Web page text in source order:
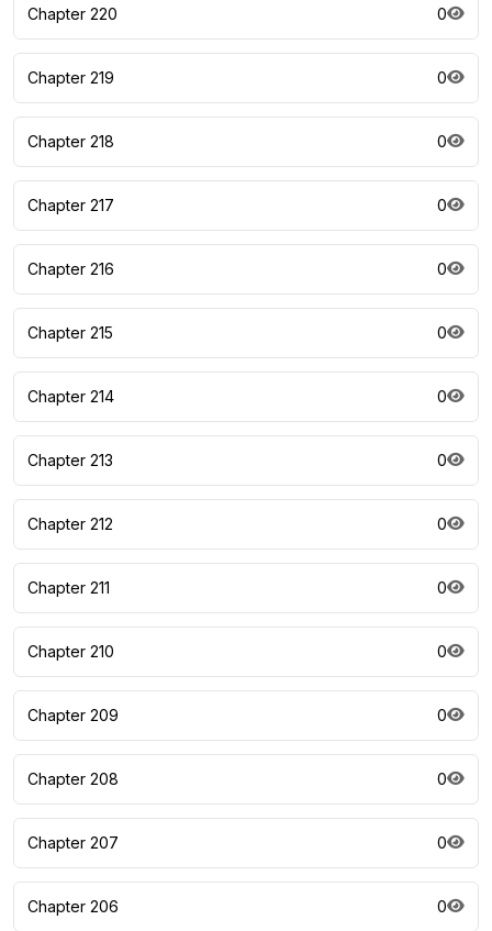
Chapter 220 0
Chapter 219 0
Chapter 218 0
Chapter 217 0
Chapter 216 0
Chapter 215 0
Chapter 214 0
Chapter 213 0
Chapter 212 0
Chapter 211 0
Chapter 210 0
Chapter 209 0
Chapter 208 0
Chapter 207 0
Chapter 206 0